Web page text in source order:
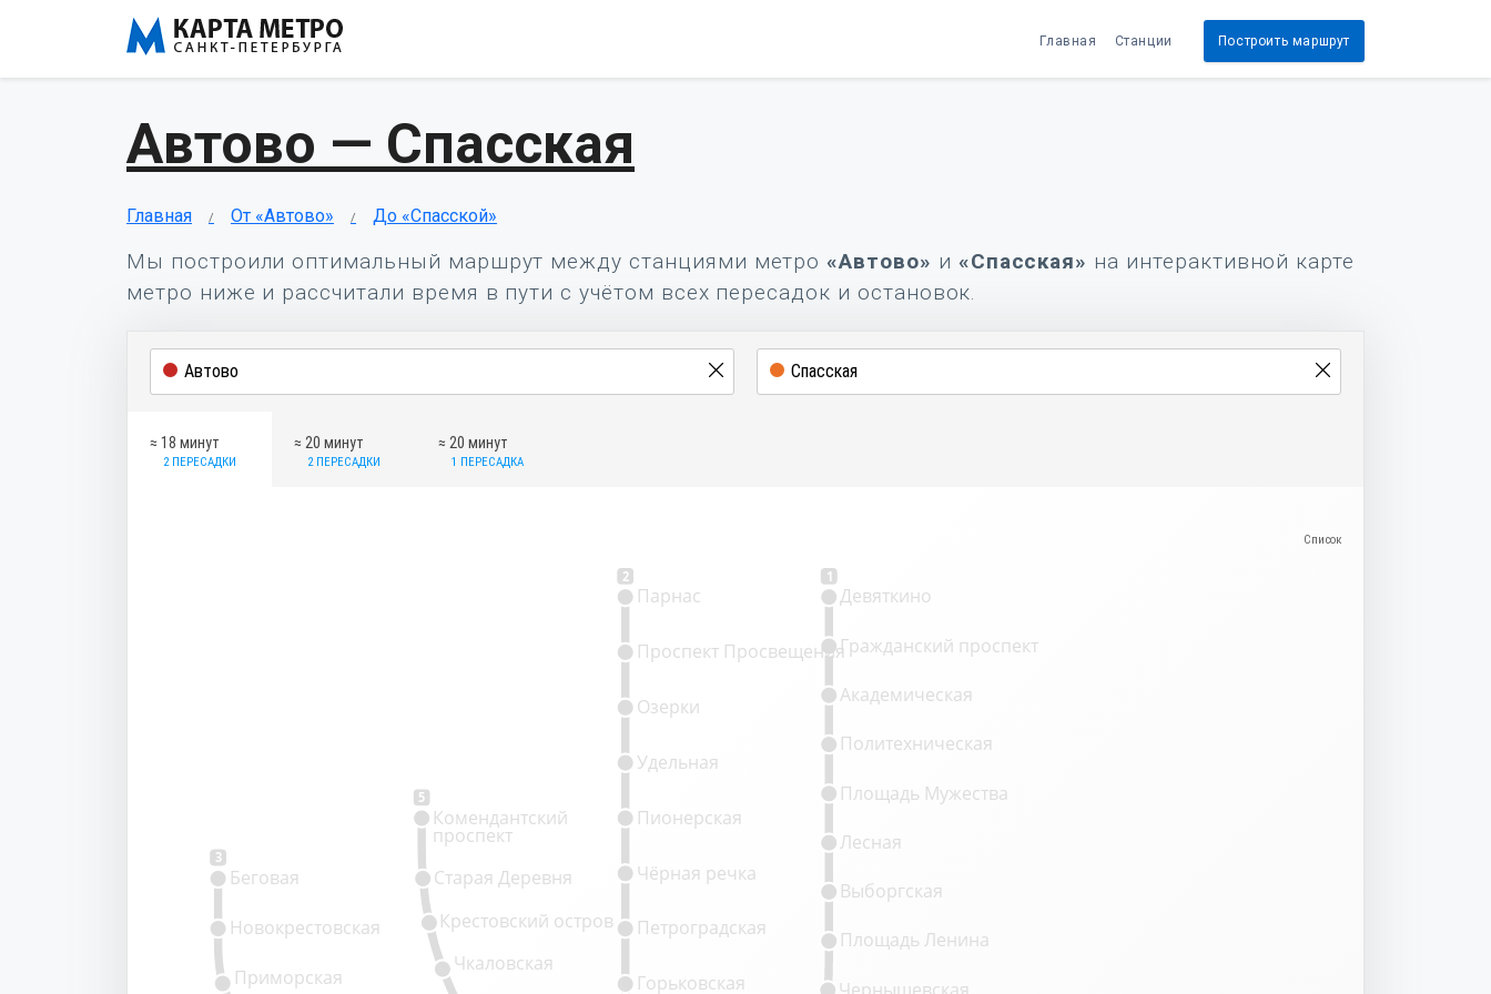
Главная Станции Построить маршрут
Автово — Спасская
Главная От «Автово» До «Спасской»
Мы построили оптимальный маршрут между станциями метро«Автово» и «Спасская» на интерактивной карте
метро ниже и рассчитали время в пути с учётом всех пересадок и остановок.
≈ 18 минут
2 ПЕРЕСАДКИ
≈ 20 минут
2 ПЕРЕСАДКИ
≈ 20 минут
1 ПЕРЕСАДКА
3
5
2 1
Приморская
Чкаловская
Крестовский остров
Старая Деревня
Комендантский
проспект
Горьковская
Петроградская
Чёрная речка
Пионерская
Удельная
Озерки
Проспект Просвещения
Парнас
Чернышевская
Площадь Ленина
Выборгская
Лесная
Площадь Мужества
Политехническая
Академическая
Гражданский проспект
Девяткино
Новокрестовская
Беговая